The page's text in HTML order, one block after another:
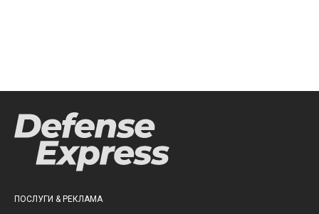
ПОСЛУГИ & РЕКЛАМА